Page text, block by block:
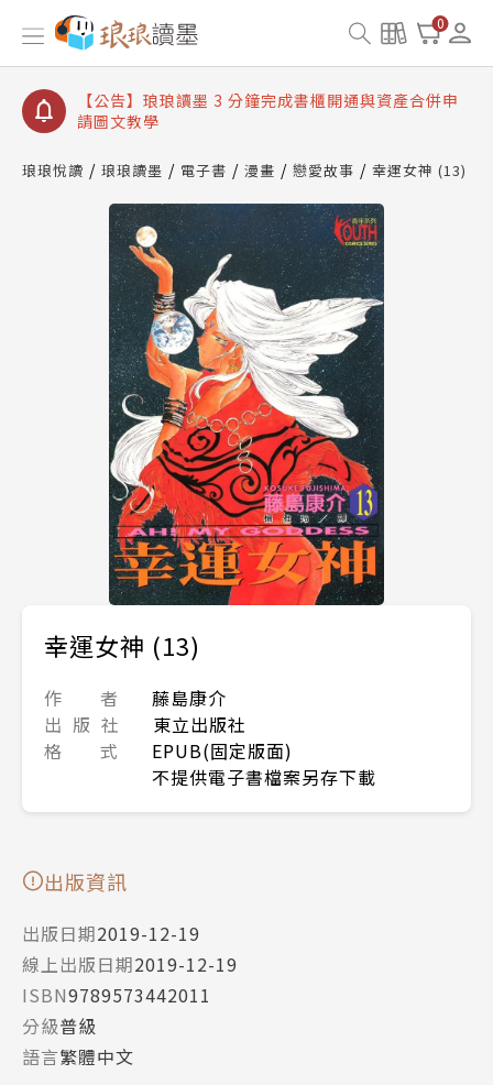
0
【公告】琅琅讀墨數位閱讀資產合併與書櫃開通申請
【公告】琅琅讀墨書櫃開通常見問題
【公告】琅琅讀墨 3 分鐘完成書櫃開通與資產合併申
請圖文教學
查詢
【公告】琅琅讀墨數位閱讀資產合併與書櫃開通申請
琅琅悅讀 琅琅讀墨 電子書 漫畫 戀愛故事 幸運女神 (13)
幸運女神 (13)
作 者
藤島康介
出 版 社
東立出版社
格 式
EPUB(固定版面)
不提供電子書檔案另存下載
出版資訊
出版日期2019-12-19
線上出版日期2019-12-19
ISBN9789573442011
分級普級
語言繁體中文